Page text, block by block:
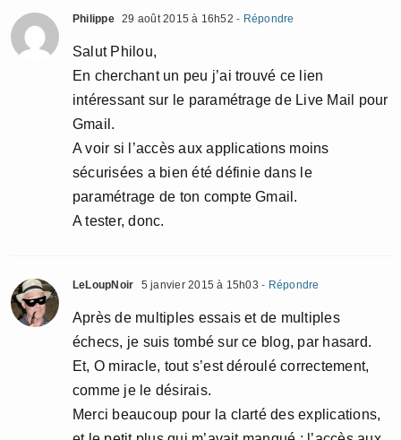
Philippe 29 août 2015 à 16h52 - Répondre
Salut Philou,
En cherchant un peu j’ai trouvé ce lien
intéressant sur le paramétrage de Live Mail pour
Gmail.
A voir si l’accès aux applications moins
sécurisées a bien été définie dans le
paramétrage de ton compte Gmail.
A tester, donc.
LeLoupNoir 5 janvier 2015 à 15h03 - Répondre
Après de multiples essais et de multiples
échecs, je suis tombé sur ce blog, par hasard.
Et, O miracle, tout s’est déroulé correctement,
comme je le désirais.
Merci beaucoup pour la clarté des explications,